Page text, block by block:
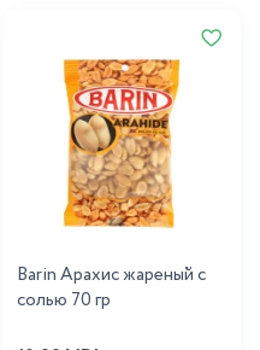
Barin Арахис жареный с
солью 70 гр